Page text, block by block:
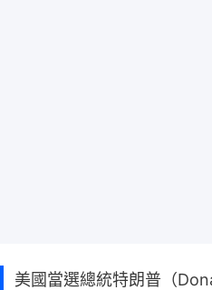
美國當選總統特朗普（